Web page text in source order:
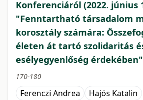
Konferenciáról (2022. június
"Fenntartható társadalom
korosztály számára:
életen át tartó szolidaritás
esélyegyenlőség érdekében"
170-180
Ferenczi Andrea Hajós Katalin